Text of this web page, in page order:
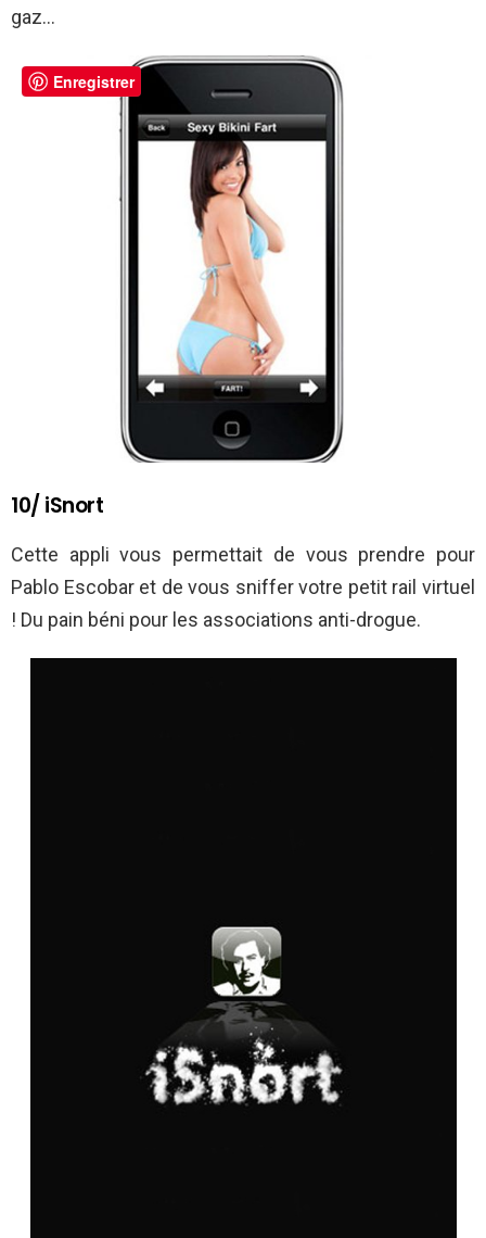
gaz…
10/ iSnort
Cette appli vous permettait de vous prendre pour
Pablo Escobar et de vous sniffer votre petit rail virtuel
! Du pain béni pour les associations anti-drogue.
Enregistrer